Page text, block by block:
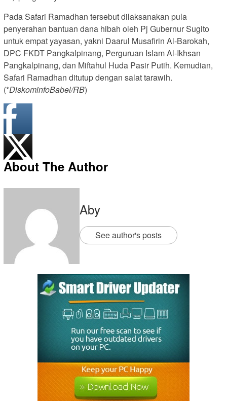
Pada Safari Ramadhan tersebut dilaksanakan pula
penyerahan bantuan dana hibah oleh Pj Gubernur Sugito
untuk empat yayasan, yakni Daarul Musafirin Al-Barokah,
DPC FKDT Pangkalpinang, Perguruan Islam Al-Ikhsan
Pangkalpinang, dan Miftahul Huda Pasir Putih. Kemudian,
Safari Ramadhan ditutup dengan salat tarawih.
(*DiskominfoBabel/RB)
About The Author
Aby
See author's posts